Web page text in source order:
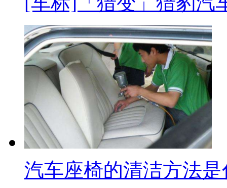
汽车座椅的清洁方法